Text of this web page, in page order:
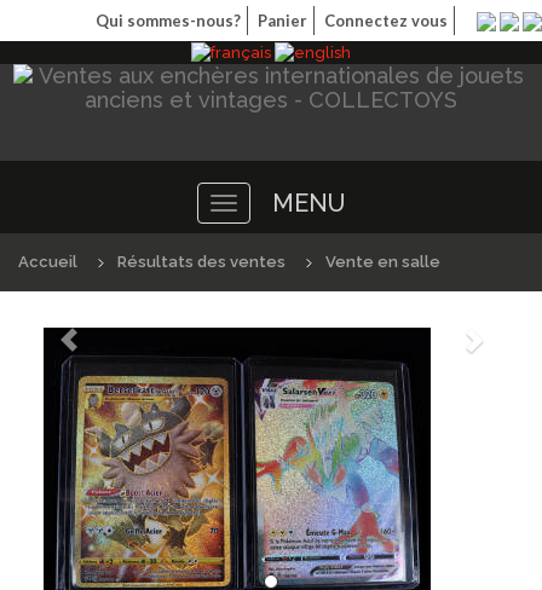
Qui sommes-nous? Panier Connectez vous
Toggle
navigation
MENU
Accueil Résultats des ventes Vente en salle
Précédént